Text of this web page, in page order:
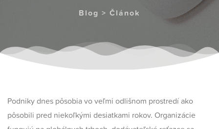
Blog > Článok
Podniky dnes pôsobia vo veľmi odlišnom prostredí ako
pôsobili pred niekoľkými desiatkami rokov. Organizácie